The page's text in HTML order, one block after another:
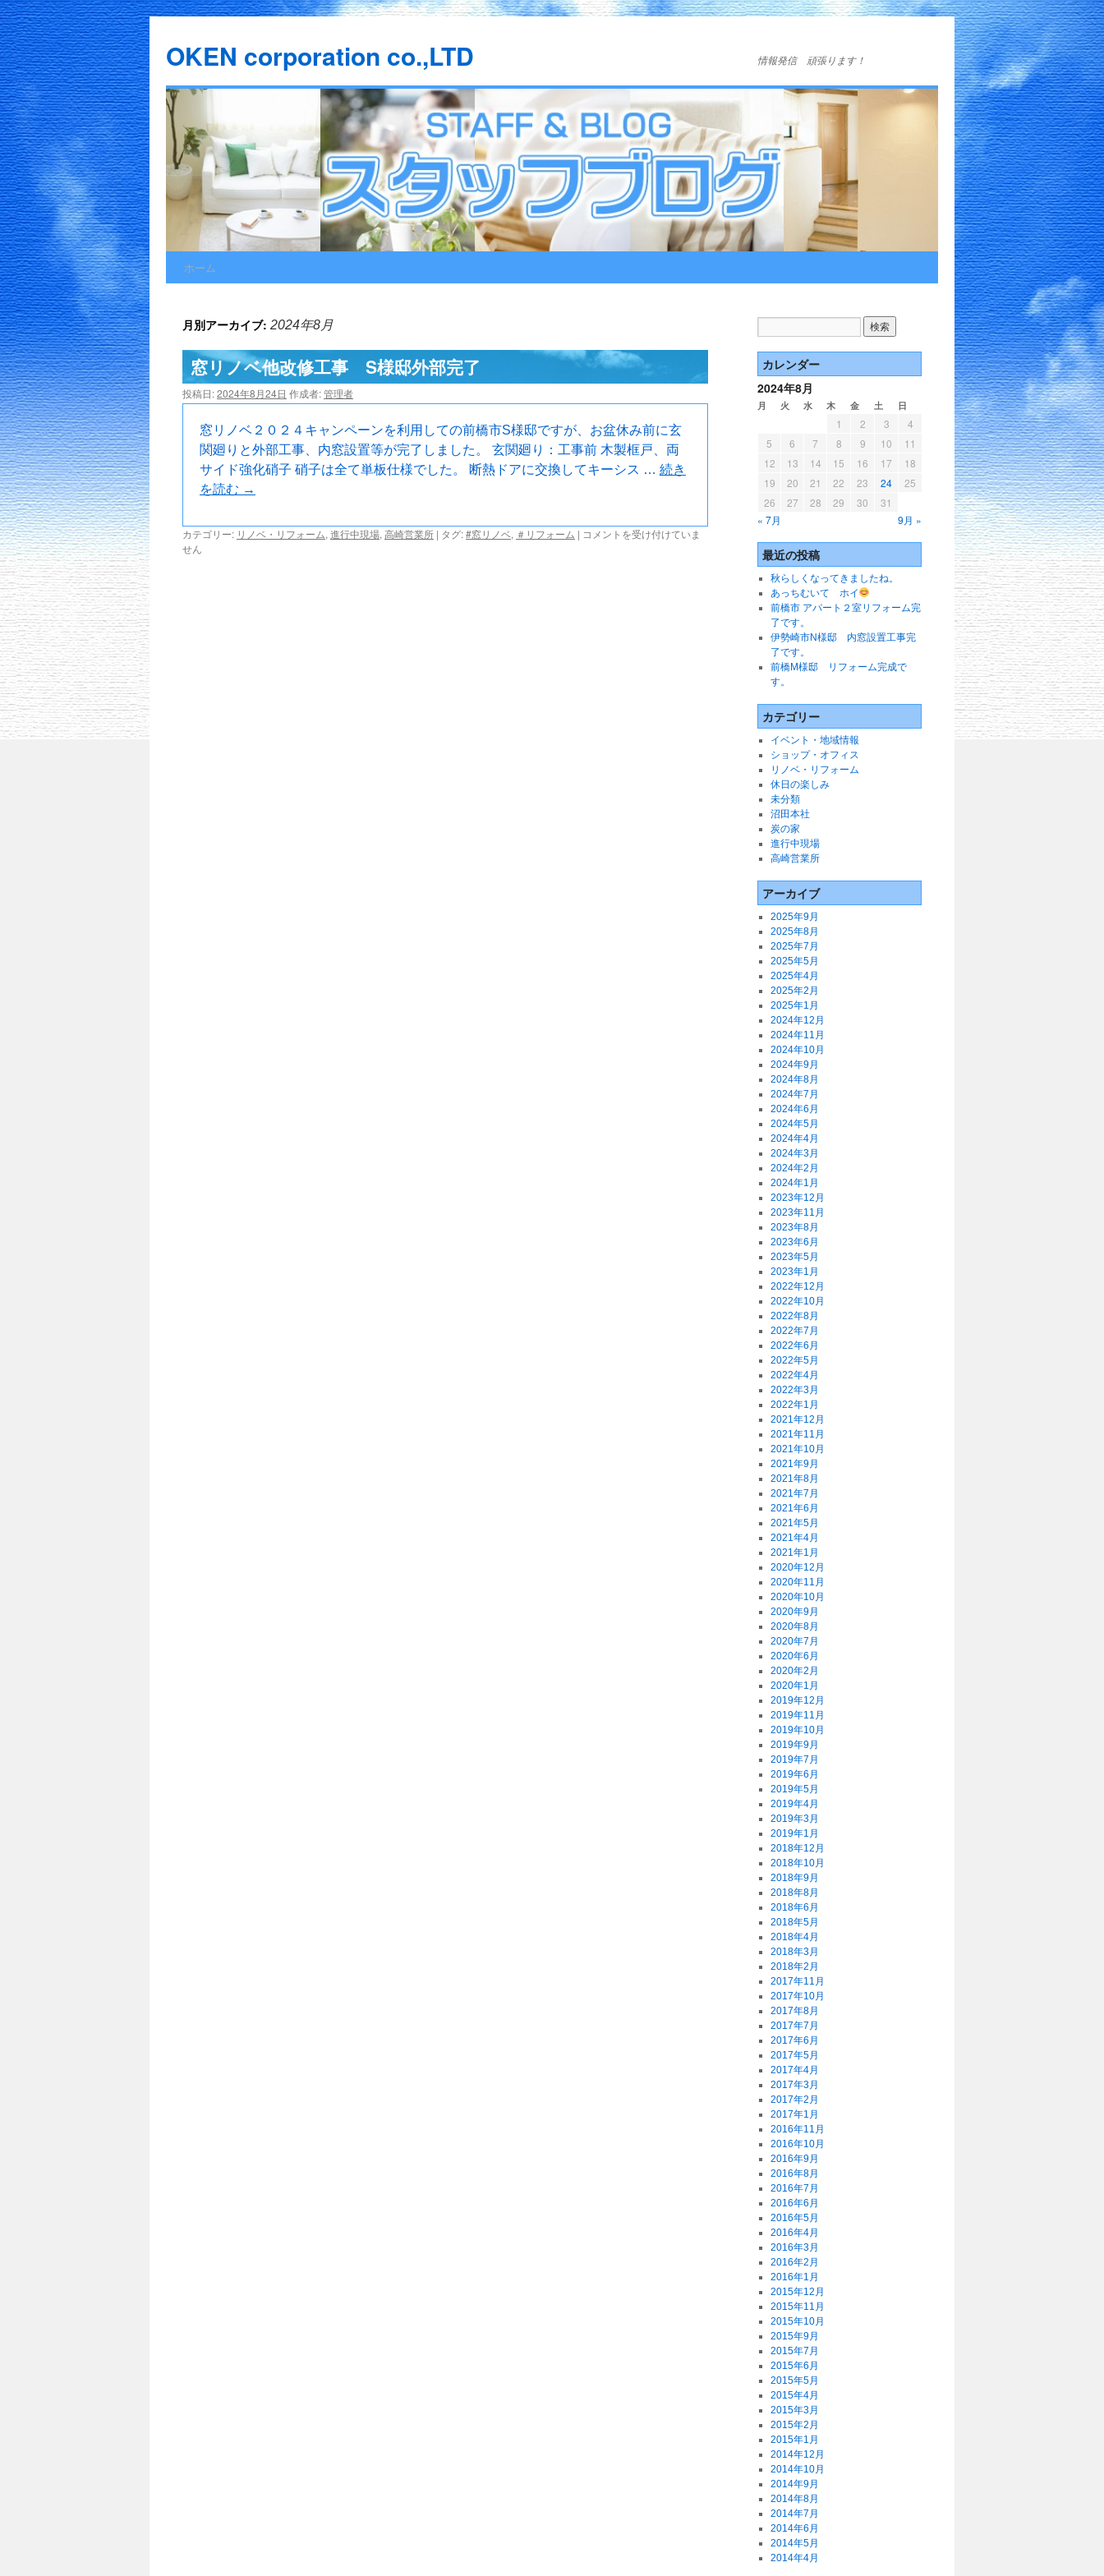
OKEN corporation co.,LTD 情報発信 頑張ります！
テ
ツ
プ
ホーム
月別アーカイブ: 2024年8月
窓リノベ他改修工事 S様邸外部完了
投稿日:2024年8月24日 作成者:管理者
窓リノベ２０２４キャンペーンを利用しての前橋市S様邸ですが、お盆休み前に玄
関廻りと外部工事、内窓設置等が完了しました。 玄関廻り：工事前 木製框戸、両
サイド強化硝子 硝子は全て単板仕様でした。 断熱ドアに交換してキーシス … 続き
を読む →
カテゴリー: リノベ・リフォーム, 進行中現場, 高崎営業所 | タグ:#窓リノベ, ＃リフォーム | 窓
コメントを受け付けていま
せん
カレンダー
2024年8月
月 火 水 木 金 土 日
1 2 3
4
5
6 7 8 9 10
11
12
13 14 15 16 17
18
19
20 21 22 23 24
25
26
27 28 29 30
31
« 7月
9月 »
最近の投稿
秋らしくなってきましたね。
あっちむいて ホイ
前橋市 アパート２室リフォーム完
了です。
伊勢崎市N様邸 内窓設置工事完
了です。
前橋M様邸 リフォーム完成で
す。
カテゴリー
イベント・地域情報
ショップ・オフィス
リノベ・リフォーム
休日の楽しみ
未分類
沼田本社
炭の家
進行中現場
高崎営業所
アーカイブ
2025年9月
2025年8月
2025年7月
2025年5月
2025年4月
2025年2月
2025年1月
2024年12月
2024年11月
2024年10月
2024年9月
2024年8月
2024年7月
2024年6月
2024年5月
2024年4月
2024年3月
2024年2月
2024年1月
2023年12月
2023年11月
2023年8月
2023年6月
2023年5月
2023年1月
2022年12月
2022年10月
2022年8月
2022年7月
2022年6月
2022年5月
2022年4月
2022年3月
2022年1月
2021年12月
2021年11月
2021年10月
2021年9月
2021年8月
2021年7月
2021年6月
2021年5月
2021年4月
2021年1月
2020年12月
2020年11月
2020年10月
2020年9月
2020年8月
2020年7月
2020年6月
2020年2月
2020年1月
2019年12月
2019年11月
2019年10月
2019年9月
2019年7月
2019年6月
2019年5月
2019年4月
2019年3月
2019年1月
2018年12月
2018年10月
2018年9月
2018年8月
2018年6月
2018年5月
2018年4月
2018年3月
2018年2月
2017年11月
2017年10月
2017年8月
2017年7月
2017年6月
2017年5月
2017年4月
2017年3月
2017年2月
2017年1月
2016年11月
2016年10月
2016年9月
2016年8月
2016年7月
2016年6月
2016年5月
2016年4月
2016年3月
2016年2月
2016年1月
2015年12月
2015年11月
2015年10月
2015年9月
2015年7月
2015年6月
2015年5月
2015年4月
2015年3月
2015年2月
2015年1月
2014年12月
2014年10月
2014年9月
2014年8月
2014年7月
2014年6月
2014年5月
2014年4月